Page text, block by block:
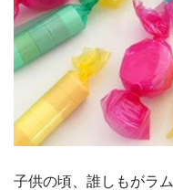
子供の頃、誰しもがラ